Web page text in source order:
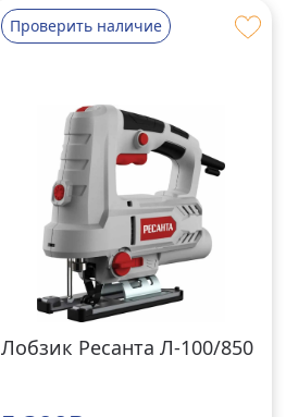
Проверить наличие
Лобзик Ресанта Л-100/850